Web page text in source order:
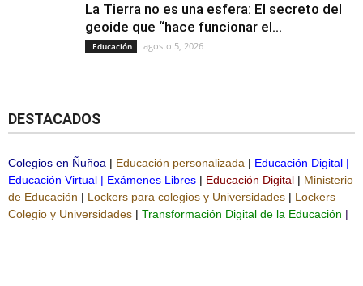
La Tierra no es una esfera: El secreto del
geoide que “hace funcionar el...
Educación agosto 5, 2026
DESTACADOS
Colegios en Ñuñoa | Educación personalizada | Educación Digital |
Educación Virtual | Exámenes Libres | Educación Digital | Ministerio
de Educación | Lockers para colegios y Universidades | Lockers
Colegio y Universidades | Transformación Digital de la Educación |